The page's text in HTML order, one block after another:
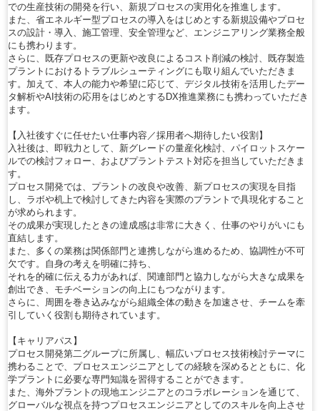
での生産技術の開発を行い、新規プロセスの実用化を推進します。
また、省エネルギー型プロセスの導入をはじめとする新規設備やプロセ
スの設計・導入、施工管理、安全管理など、エンジニアリング業務全般
にも携わります。
さらに、既存プロセスの更新や改良によるコスト削減の検討、既存製造
プラントにおけるトラブルシューティングにも取り組んでいただきま
す。加えて、本人の能力や希望に応じて、デジタル技術を活用したデー
タ解析やAI技術の応用をはじめとするDX推進業務にも携わっていただき
ます。
【入社後すぐに任せたい仕事内容／採用者へ期待したい役割】
入社後は、即戦力として、新グレードの量産化検討、パイロットスケー
ルでの検討フォロー、およびプラントテスト対応を担当していただきま
す。
プロセス開発では、プラントの改良や改善、新プロセスの実現を目指
し、ラボや机上で検討してきた内容を実際のプラントで具現化すること
が求められます。
その成果が実現したときの達成感は非常に大きく、仕事のやりがいにも
直結します。
また、多くの業務は関係部門と連携しながら進めるため、協調性が不可
欠です。自身の考えを明確に持ち、
それを的確に伝える力があれば、関連部門と協力しながら大きな成果を
創出でき、モチベーションの向上にもつながります。
さらに、周囲を巻き込みながら組織全体の動きを加速させ、チームを牽
引していく役割も期待されています。
【キャリアパス】
プロセス開発第二グループに所属し、幅広いプロセス技術検討テーマに
携わることで、プロセスエンジニアとしての経験を深めるとともに、化
学プラントに必要な専門知識を習得することができます。
また、海外プラントの現地エンジニアとのコラボレーションを通じて、
グローバルな視点を持つプロセスエンジニアとしてのスキルを向上させ